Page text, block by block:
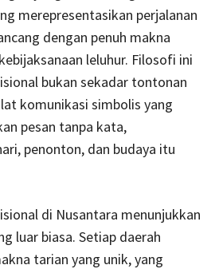
merepresentasikan perjalanan
dengan penuh makna
leluhur. Filosofi ini
bukan sekadar tontonan
komunikasi simbolis yang
pesan tanpa kata,
penonton, dan budaya itu
di Nusantara menunjukkan
luar biasa. Setiap daerah
tarian yang unik, yang